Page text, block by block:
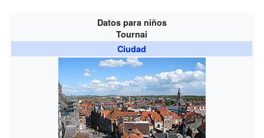
Datos para niños
Tournai
Ciudad